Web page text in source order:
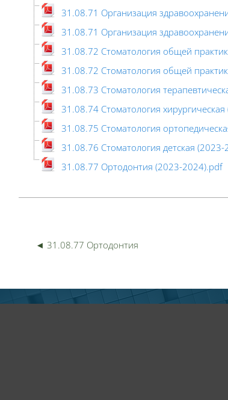
31.08.71 Организация
31.08.71 Организация
31.08.72 Стоматология общей
31.08.72 Стоматология общей
31.08.73 Стоматология
31.08.74 Стоматология
31.08.75 Стоматология
31.08.76 Стоматология детская
31.08.77 Ортодонтия (2023-2024).pdf
◄ 31.08.77 Ортодонтия